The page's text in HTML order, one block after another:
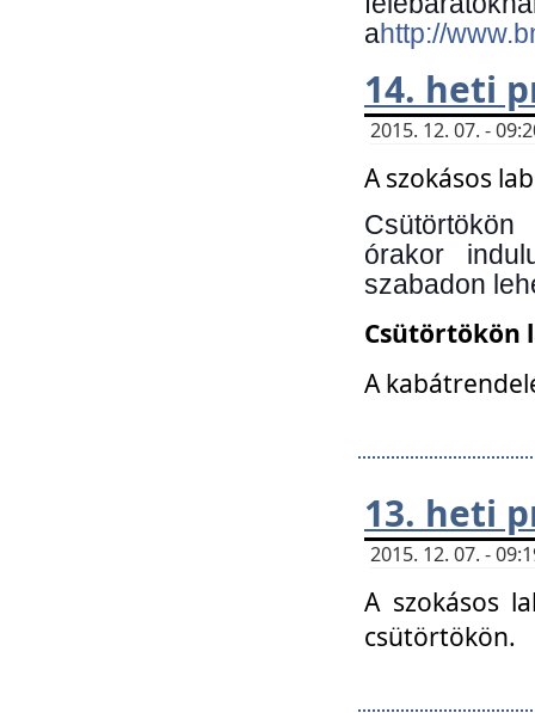
ahttp://
14. heti
2015. 12. 07. -
A szokásos
órakor
szabadon
Csütörtökön
A
13. heti
2015. 12. 07. -
A szokásos
csütörtökön.